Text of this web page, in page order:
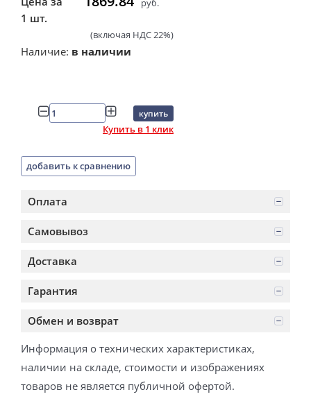
1 шт.
руб.
(включая НДС 22%)
Наличие: в наличии
купить
Купить в 1 клик
добавить к сравнению
Оплата
Самовывоз
Доставка
Гарантия
Обмен и возврат
Информация о технических характеристиках,
наличии на складе, стоимости и изображениях
товаров не является публичной офертой.